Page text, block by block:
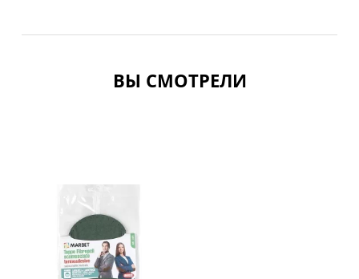
ВЫ СМОТРЕЛИ